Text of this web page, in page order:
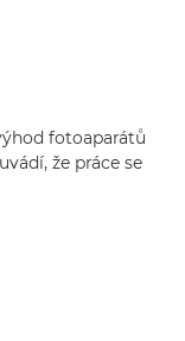
fotoaparátů
že práce se